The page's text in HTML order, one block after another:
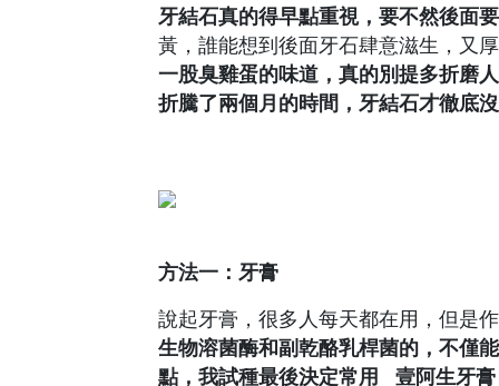
牙結石真的得早點重視，要不然後面
黃，誰能想到後面牙石肆意滋生，又
一股臭雞蛋的味道，真的別提多折磨
折騰了兩個月的時間，牙結石才徹底
方法一：牙膏
說起牙膏，很多人每天都在用，但是
生物溶菌酶和副乾酪乳桿菌的，不僅
點，我試種最後決定常用
壹阿生牙膏